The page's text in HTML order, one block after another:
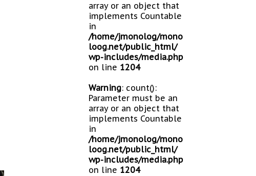
array or an object that
implements Countable
in
/home/jmonolog/mono
loog.net/public_html/
wp-includes/media.php
on line 1204
Warning: count():
Parameter must be an
array or an object that
implements Countable
in
/home/jmonolog/mono
loog.net/public_html/
wp-includes/media.php
on line 1204